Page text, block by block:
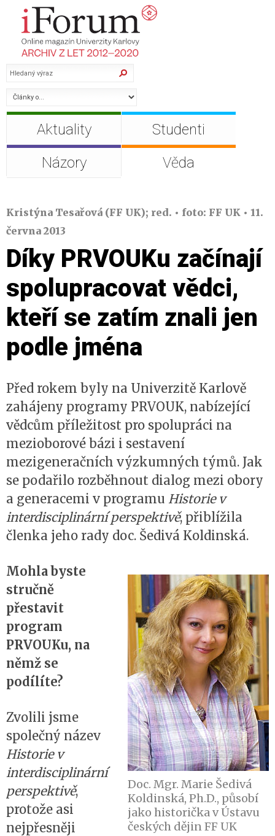
Aktuality
Studenti
Názory
Věda
Kristýna Tesařová (FF UK); red. • foto: FF UK • 11.
června 2013
Díky PRVOUKu začínají
spolupracovat vědci,
kteří se zatím znali jen
podle jména
Před rokem byly na Univerzitě Karlově
zahájeny programy PRVOUK, nabízející
vědcům příležitost pro spolupráci na
mezioborové bázi i sestavení
mezigeneračních výzkumných týmů. Jak
se podařilo rozběhnout dialog mezi obory
a generacemi v programu Historie v
interdisciplinární perspektivě, přiblížila
členka jeho rady doc. Šedivá Koldinská.
Doc. Mgr. Marie Šedivá
Koldinská, Ph.D., působí
jako historička v Ústavu
českých dějin FF UK
Mohla byste
stručně
přestavit
program
PRVOUKu, na
němž se
podílíte?
Zvolili jsme
společný název
Historie v
interdisciplinární
perspektivě,
protože asi
nejpřesněji